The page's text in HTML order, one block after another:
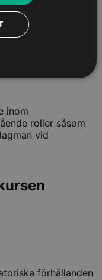
inom
roller såsom
vid
förhållanden